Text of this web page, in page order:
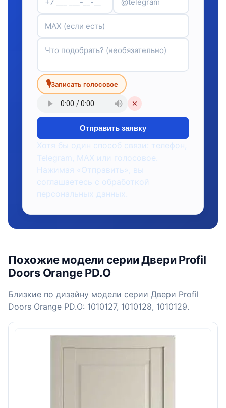
🎙Записать голосовое
✕
Отправить заявку
Хотя бы один способ связи: телефон,
Telegram, MAX или голосовое.
Нажимая «Отправить», вы
соглашаетесь с обработкой
персональных данных.
Похожие модели серии Двери Profil
Doors Orange PD.O
Близкие по дизайну модели серии Двери Profil
Doors Orange PD.O: 1010127, 1010128, 1010129.